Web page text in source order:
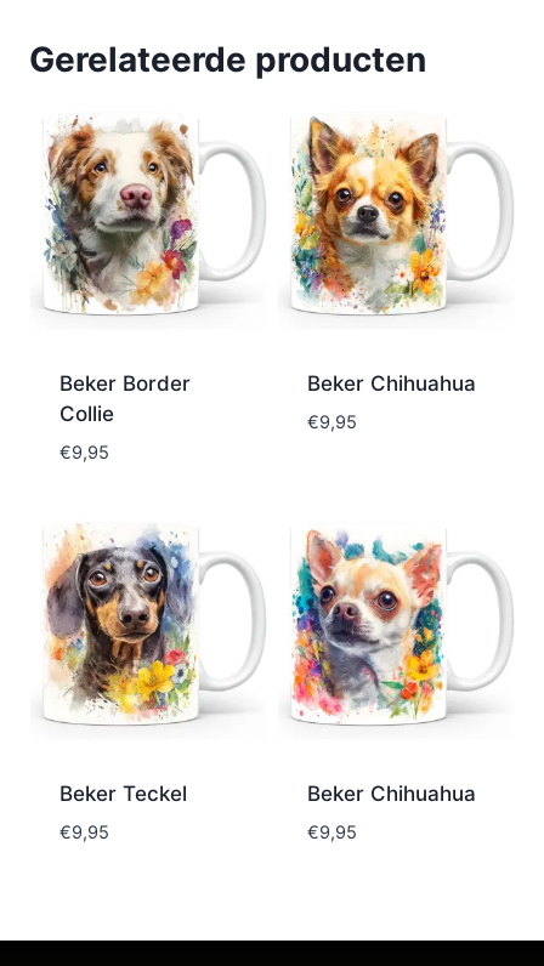
Gerelateerde producten
Beker Border
Collie
€9,95
Beker Chihuahua
€9,95
Beker Teckel
€9,95
Beker Chihuahua
€9,95